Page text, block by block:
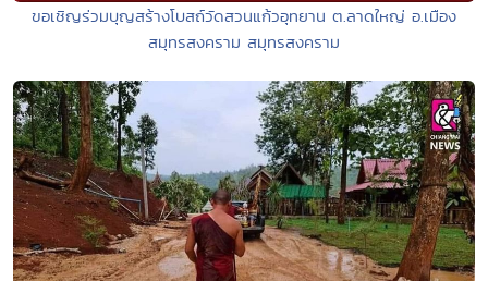
ขอเชิญร่วมบุญสร้างโบสถ์วัดสวนแก้วอุทยาน ต.ลาดใหญ่ อ.เมือง
สมุทรสงคราม สมุทรสงคราม